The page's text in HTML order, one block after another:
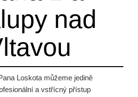
nad
Loskota můžeme jedině
a vstřícný přístup